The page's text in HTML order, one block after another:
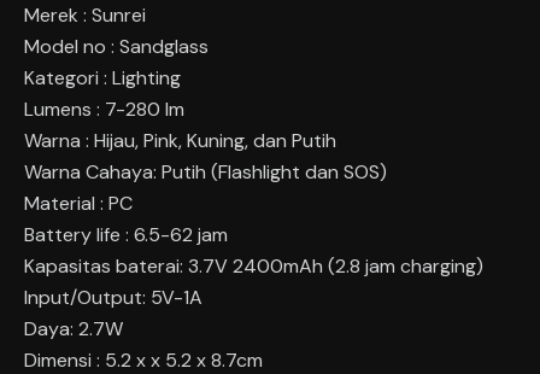
Merek : Sunrei
Model no : Sandglass
Kategori : Lighting
Lumens : 7-280 lm
Warna : Hijau, Pink, Kuning, dan Putih
Warna Cahaya: Putih (Flashlight dan SOS)
Material : PC
Battery life : 6.5-62 jam
Kapasitas baterai: 3.7V 2400mAh (2.8 jam charging)
Input/Output: 5V-1A
Daya: 2.7W
Dimensi : 5.2 x x 5.2 x 8.7cm